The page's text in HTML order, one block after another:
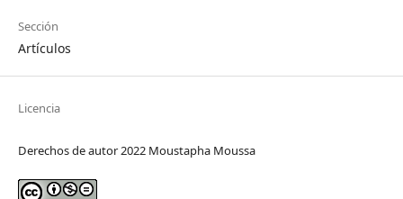
Sección
Artículos
Licencia
Derechos de autor 2022 Moustapha Moussa